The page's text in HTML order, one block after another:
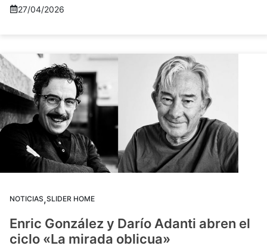
27/04/2026
NOTICIAS,SLIDER HOME
Enric González y Darío Adanti abren el
ciclo «La mirada oblicua»